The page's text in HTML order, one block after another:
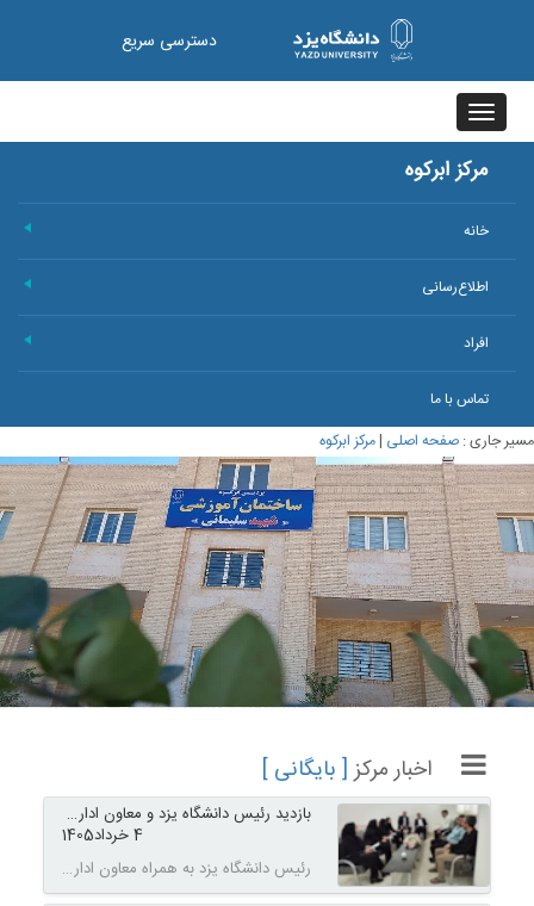
دسترسی سریع
Toggle
navigation
مرکز ابرکوه
خانه
اطلاع‌رسانی
افراد
تماس با ما
مسیر جاری :صفحه اصلی |مرکز ابرکوه
اخبار مرکز [ بایگانی ]
بازدید رئیس دانشگاه یزد و معاون اداری و مالی از مرکز ابرکوه دانشگاه یزد
4 خرداد
1405
رئیس دانشگاه یزد به همراه معاون اداری و مالی دانشگاه با حضور در شهرستان ابرکوه، ضمن شرکت در جلسه کارگروه شهرستان، مسائل، نیازها و راهکارهای توسعه و پیشرفت مرکز ابرکوه دانشگاه یزد را مورد بررسی قرار دادند.